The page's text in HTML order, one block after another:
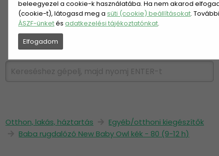
beleegyezel a cookie-k használatába. Ha nem akarod
(cookie-t), látogasd meg asüti (cookie) beállításokat.
ÁSZF-ünketésadatkezelési tájékoztatónkat.
Elfogadom
KATEGÓRIÁK HETI AJÁNLAT
ÚJDONSÁGOK NÉPSZERŰ
Otthon, lakás, háztartás
Egyéb/otthoni kiegészítők
Baba rugdalózó New Baby Owl kék - 80 (9-12 h)